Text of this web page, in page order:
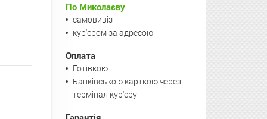
По Миколаєву
самовивіз
кур'єром за адресою
Оплата
Готівкою
Банківською карткою через
термінал кур'єру